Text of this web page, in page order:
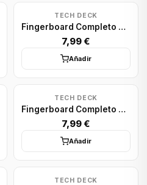
TECH DECK
Fingerboard Completo Tech Deck: Primitive Colors
7,99 €
Añadir
TECH DECK
Fingerboard Completo Tech Deck: DGK
7,99 €
Añadir
TECH DECK